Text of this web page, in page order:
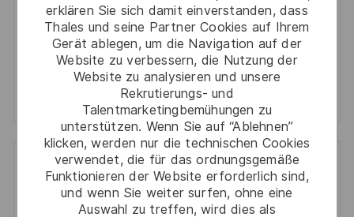
erklären Sie sich damit einverstanden, dass
Thales und seine Partner Cookies auf Ihrem
Gerät ablegen, um die Navigation auf der
Website zu verbessern, die Nutzung der
Website zu analysieren und unsere
Rekrutierungs- und
Talentmarketingbemühungen zu
unterstützen. Wenn Sie auf “Ablehnen”
klicken, werden nur die technischen Cookies
verwendet, die für das ordnungsgemäße
Funktionieren der Website erforderlich sind,
und wenn Sie weiter surfen, ohne eine
Auswahl zu treffen, wird dies als
Aktivieren
Manage alerts
Manage alerts
Get tailored job recommendations
based on your interests.